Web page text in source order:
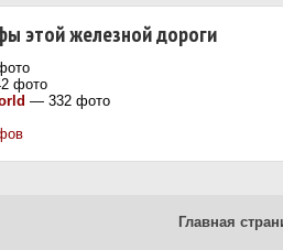
этой железной дороги
фото
— 332 фото
Главная